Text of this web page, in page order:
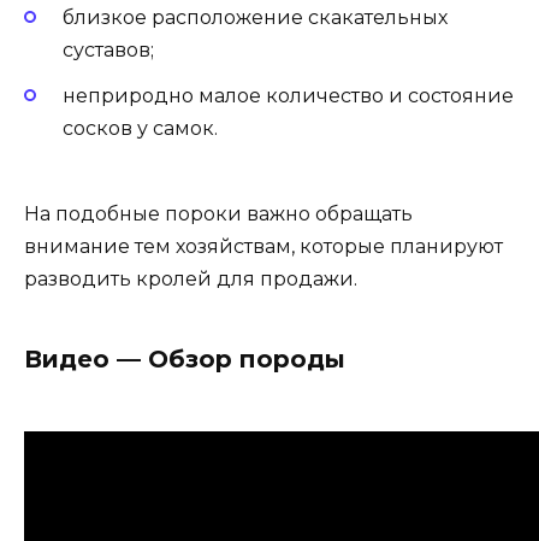
близкое расположение скакательных
суставов;
неприродно малое количество и состояние
сосков у самок.
На подобные пороки важно обращать
внимание тем хозяйствам, которые планируют
разводить кролей для продажи.
Видео — Обзор породы